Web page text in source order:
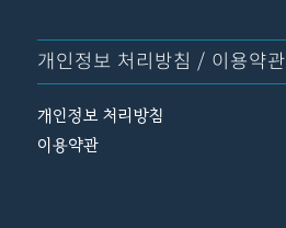
개인정보 처리방침 / 이용약관
개인정보 처리방침
이용약관